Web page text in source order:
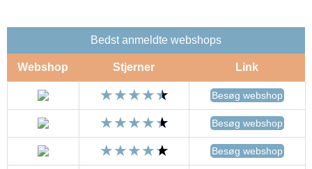
Bedst anmeldte webshops
Webshop Stjerner Link
Besøg webshop
Besøg webshop
Besøg webshop